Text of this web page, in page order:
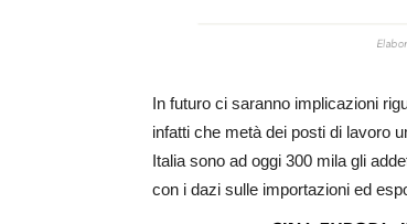
In futuro ci saranno implicazioni
infatti che metà dei posti di lavoro
Italia sono ad oggi 300 mila gli
con i dazi sulle importazioni ed